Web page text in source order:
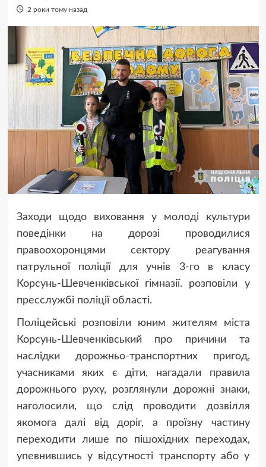
2 роки тому назад
Заходи щодо виховання у молоді культури
поведінки на дорозі проводилися
правоохоронцями сектору реагування
патрульної поліції для учнів 3-го в класу
Корсунь-Шевченківської гімназії. розповіли у
пресслужбі поліції області.
Поліцейські розповіли юним жителям міста
Корсунь-Шевченківський про причини та
наслідки дорожньо-транспортних пригод,
учасниками яких є діти, нагадали правила
дорожнього руху, розглянули дорожні знаки,
наголосили, що слід проводити дозвілля
якомога далі від доріг, а проїзну частину
переходити лише по пішохідних переходах,
упевнившись у відсутності транспорту або у